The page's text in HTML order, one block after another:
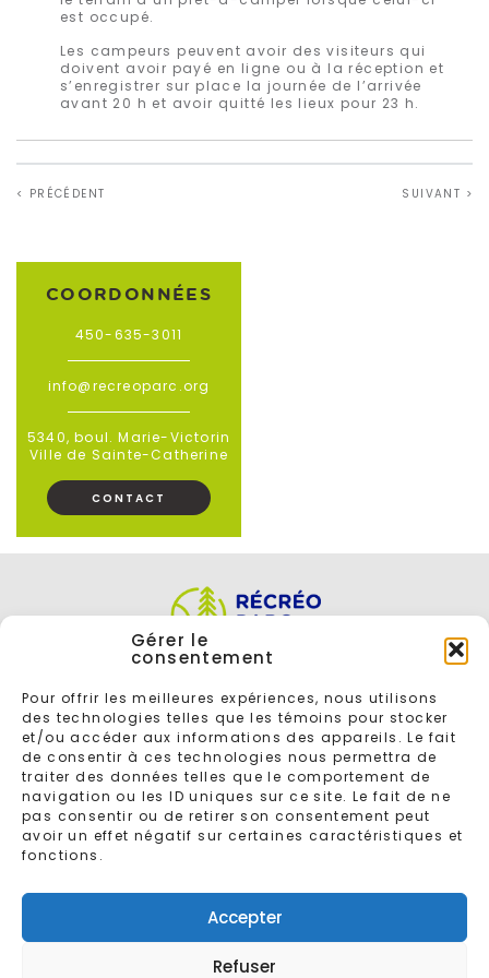
Gérer le
consentement
Pour offrir les meilleures expériences, nous utilisons
des technologies telles que les témoins pour stocker
et/ou accéder aux informations des appareils. Le fait
de consentir à ces technologies nous permettra de
traiter des données telles que le comportement de
navigation ou les ID uniques sur ce site. Le fait de ne
pas consentir ou de retirer son consentement peut
avoir un effet négatif sur certaines caractéristiques et
fonctions.
Accepter
Refuser
est occupé.
Les campeurs peuvent avoir des visiteurs qui
doivent avoir payé en ligne ou à la réception et
s’enregistrer sur place la journée de l’arrivée
avant 20 h et avoir quitté les lieux pour 23 h.
< PRÉCÉDENT SUIVANT >
COORDONNÉES
450-635-3011
info@recreoparc.org
5340, boul. Marie-Victorin
Ville de Sainte-Catherine
CONTACT
ENTREZ VOTRE COURRIEL POUR VOUS INSCRIRE À L'INFOLETTRE